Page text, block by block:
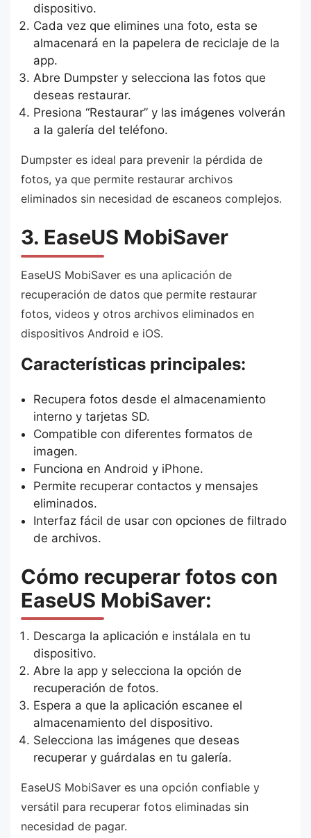
dispositivo.
Cada vez que elimines una foto, esta se
almacenará en la papelera de reciclaje de la
app.
Abre Dumpster y selecciona las fotos que
deseas restaurar.
Presiona “Restaurar” y las imágenes volverán
a la galería del teléfono.
Dumpster es ideal para prevenir la pérdida de
fotos, ya que permite restaurar archivos
eliminados sin necesidad de escaneos complejos.
3. EaseUS MobiSaver
EaseUS MobiSaver es una aplicación de
recuperación de datos que permite restaurar
fotos, videos y otros archivos eliminados en
dispositivos Android e iOS.
Características principales:
Recupera fotos desde el almacenamiento
interno y tarjetas SD.
Compatible con diferentes formatos de
imagen.
Funciona en Android y iPhone.
Permite recuperar contactos y mensajes
eliminados.
Interfaz fácil de usar con opciones de filtrado
de archivos.
Cómo recuperar fotos con
EaseUS MobiSaver:
Descarga la aplicación e instálala en tu
dispositivo.
Abre la app y selecciona la opción de
recuperación de fotos.
Espera a que la aplicación escanee el
almacenamiento del dispositivo.
Selecciona las imágenes que deseas
recuperar y guárdalas en tu galería.
EaseUS MobiSaver es una opción confiable y
versátil para recuperar fotos eliminadas sin
necesidad de pagar.